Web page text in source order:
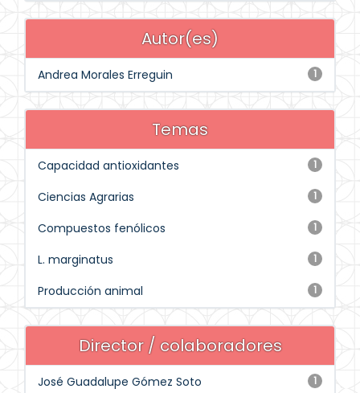
Autor(es)
1
Andrea Morales Erreguin
Temas
1
Capacidad antioxidantes
1
Ciencias Agrarias
1
Compuestos fenólicos
1
L. marginatus
1
Producción animal
Director / colaboradores
1
José Guadalupe Gómez Soto